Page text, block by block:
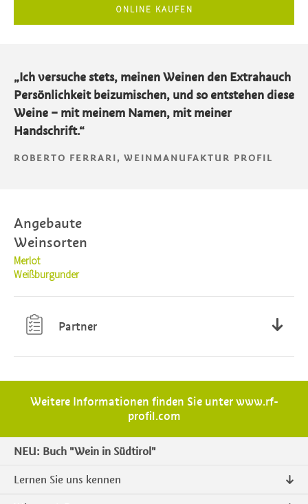
ONLINE KAUFEN
„Ich versuche stets, meinen Weinen den Extrahauch
Persönlichkeit beizumischen, und so entstehen diese
Weine – mit meinem Namen, mit meiner
Handschrift.“
ROBERTO FERRARI, WEINMANUFAKTUR PROFIL
Angebaute
Weinsorten
Merlot
Weißburgunder
Partner
Weitere Informationen finden Sie unterwww.rf-
profil.com
NEU: Buch "Wein in Südtirol"
Lernen Sie uns kennen